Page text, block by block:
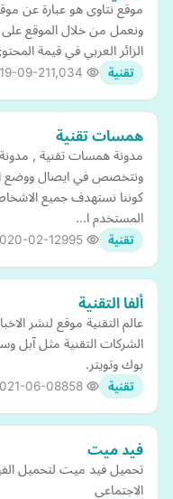
موقع نتاوى هو عبارة عن
ونعمل من خلال الموقع
الزائر العربي في قيمة
تقنية 09-21
همسات تقنية
مدونة همسات تقنية , مدونة
ونتخصص في ايصال ووضع
كوننا نستهدف جميع
المستخدم ا…
تقنية 02-12
ألفا التقنية
عالم التقنية موقع لنشر
الشركات التقنية مثل
بوك وتويتر.
تقنية 06-08
فيد ميت
تحميل فيد ميت لتحميل
الاجتماعى